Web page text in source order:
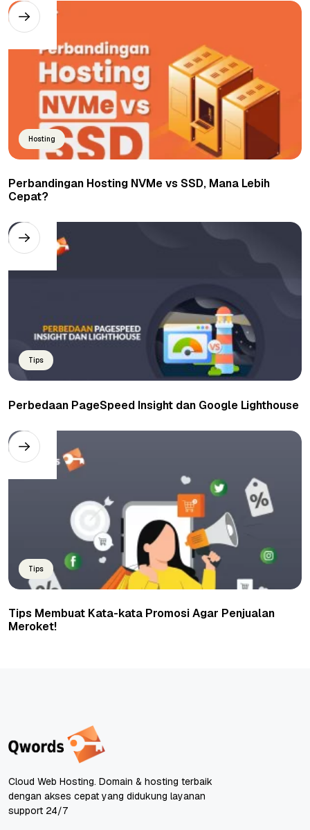
Hosting
Perbandingan Hosting NVMe vs SSD, Mana Lebih
Cepat?
Tips
Perbedaan PageSpeed Insight dan Google Lighthouse
Tips
Tips Membuat Kata-kata Promosi Agar Penjualan
Meroket!
Cloud Web Hosting. Domain & hosting terbaik
dengan akses cepat yang didukung layanan
support 24/7